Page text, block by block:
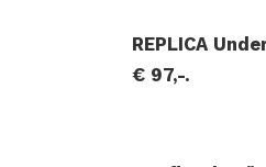
REPLICA
€ 97,-.